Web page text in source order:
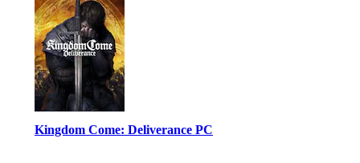
Kingdom Come: Deliverance PC